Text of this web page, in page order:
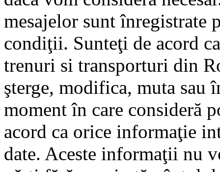
mesajelor sunt înregistrate
condiţii. Sunteţi de acord
trenuri si transporturi din
şterge, modifica, muta sau
moment în care consideră
acord ca orice informaţie
date. Aceste informaţii nu